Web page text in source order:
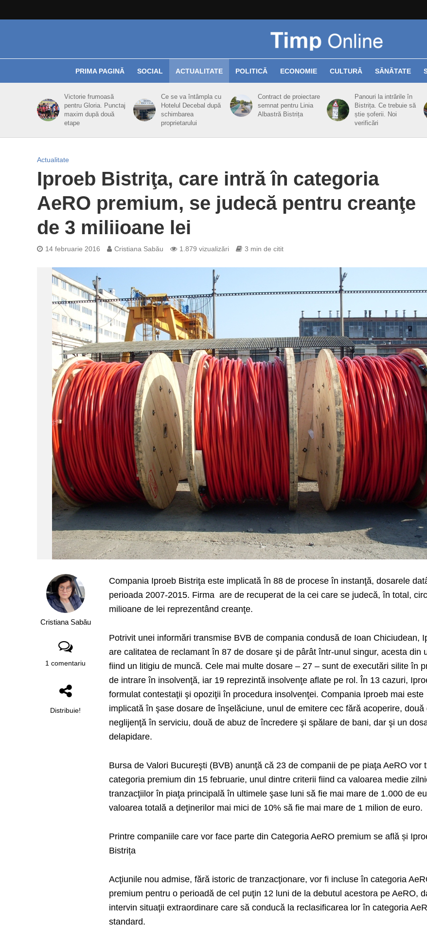
PRIMA PAGINĂ SOCIAL ACTUALITATE POLITICĂ ECONOMIE CULTURĂ SĂNĂTATE
Victorie frumoasă
pentru Gloria. Punctaj
maxim după două
etape
Ce se va întâmpla cu
Hotelul Decebal după
schimbarea
proprietarului
Contract de proiectare
semnat pentru Linia
Albastră Bistrița
Panouri la intrările în
Bistrița. Ce trebuie să
știe șoferii. Noi
verificări
Actualitate
Iproeb Bistriţa, care intră în categoria
AeRO premium, se judecă pentru creanţe
de 3 miliioane lei
14 februarie 2016 Cristiana Sabău 1.879 vizualizări 3 min de citit
Cristiana Sabău
1 comentariu
Distribuie!
Compania Iproeb Bistriţa este implicată în 88 de procese în instanţă, dosarele
perioada 2007-2015. Firma are de recuperat de la cei care se judecă, în total,
milioane de lei reprezentând creanţe.
Potrivit unei informări transmise BVB de compania condusă de Ioan Chiciudean,
are calitatea de reclamant în 87 de dosare şi de pârât într-unul singur, acesta din
fiind un litigiu de muncă. Cele mai multe dosare – 27 – sunt de executări silite în
de intrare în insolvenţă, iar 19 reprezintă insolvenţe aflate pe rol. În 13 cazuri,
formulat contestaţii şi opoziţii în procedura insolvenţei. Compania Iproeb mai este
implicată în şase dosare de înşelăciune, unul de emitere cec fără acoperire, două
neglijenţă în serviciu, două de abuz de încredere şi spălare de bani, dar şi un
delapidare.
Bursa de Valori Bucureşti (BVB) anunţă că 23 de companii de pe piaţa AeRO vor
categoria premium din 15 februarie, unul dintre criterii fiind ca valoarea medie
tranzacţiilor în piaţa principală în ultimele şase luni să fie mai mare de 1.000 de
valoarea totală a deţinerilor mai mici de 10% să fie mai mare de 1 milion de euro.
Printre companiile care vor face parte din Categoria AeRO premium se află și
Bistrița
Acţiunile nou admise, fără istoric de tranzacţionare, vor fi incluse în categoria
premium pentru o perioadă de cel puţin 12 luni de la debutul acestora pe AeRO,
intervin situaţii extraordinare care să conducă la reclasificarea lor în categoria
standard.